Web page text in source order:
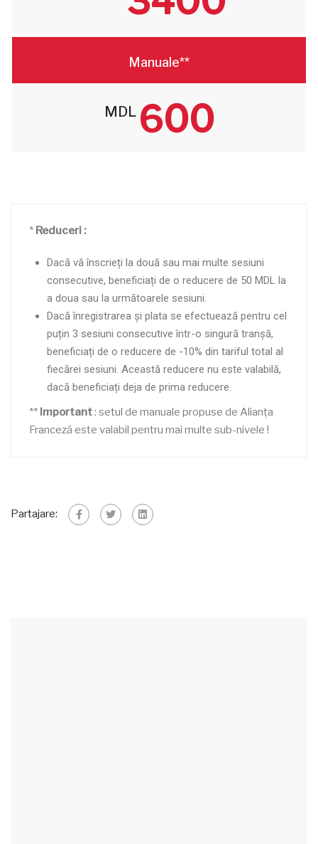
Manuale**
MDL 600
* Reduceri :
Dacă vă înscrieți la două sau mai multe sesiuni
consecutive, beneficiați de o reducere de 50 MDL la
a doua sau la următoarele sesiuni.
Dacă înregistrarea și plata se efectuează pentru cel
puțin 3 sesiuni consecutive într-o singură tranșă,
beneficiați de o reducere de -10% din tariful total al
fiecărei sesiuni. Această reducere nu este valabilă,
dacă beneficiați deja de prima reducere.
** Important: setul de manuale propuse de Alianța
Franceză este valabil pentru mai multe sub-nivele !
Partajare: